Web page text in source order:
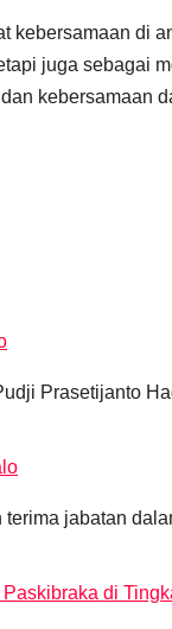
di
juga sebagai
kebersamaan
Prasetijanto
jabatan
di